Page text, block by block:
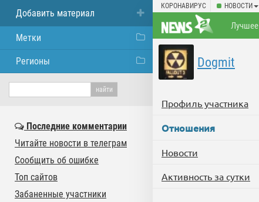
КОРОНАВИРУС НОВОСТИ
Лучшее
Dogmit
Профиль участника
Отношения
Новости
Активность за сутки
Добавить материал
Метки
Регионы
Последние комментарии
Читайте новости в телеграм
Сообщить об ошибке
Топ сайтов
Забаненные участники